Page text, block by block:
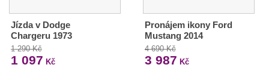
Jízda v Dodge
Chargeru 1973
1 290 Kč
1 097 Kč
Pronájem ikony Ford
Mustang 2014
4 690 Kč
3 987 Kč